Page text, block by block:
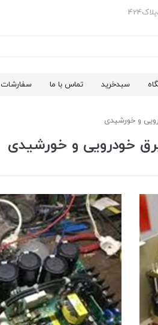
سبدخرید تماس با ما سفارشات
و خورشیدی
برق خودرویی و خورشیدی